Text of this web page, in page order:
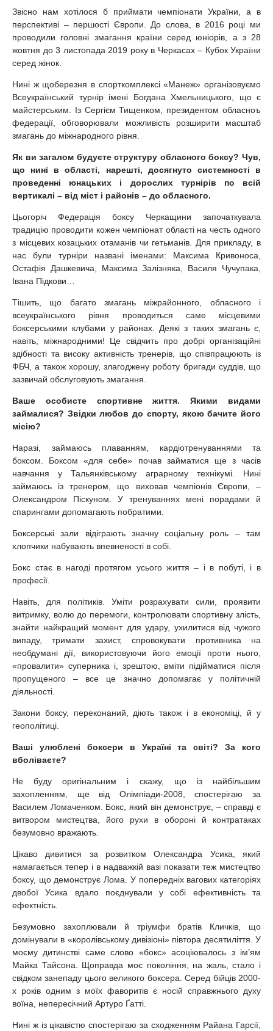
Звісно нам хотілося б приймати чемпіонати України, а в
перспективі – першості Європи. До слова, в 2016 році ми
проводили головні змагання країни серед юніорів, а з 28
жовтня до 3 листопада 2019 року в Черкасах – Кубок України
серед жінок.
Нині ж щоберезня в спорткомплексі «Манеж» організовуємо
Всеукраїнський турнір імені Богдана Хмельницького, що є
майстерським. Із Сергієм Тищенком, президентом обласноъ
федерації, обговорювали можливість розширити масштаб
змагань до міжнародного рівня.
Як ви загалом будуєте структуру обласного боксу? Чув,
що нині в області, нарешті, досягнуто системності в
проведенні юнацьких і дорослих турнірів по всій
вертикалі – від міст і районів – до обласного.
Цьогоріч Федерація боксу Черкащини започаткувала
традицію проводити кожен чемпіонат області на честь одного
з місцевих козацьких отаманів чи гетьманів. Для прикладу, в
нас були турніри названі іменами: Максима Кривоноса,
Остафія Дашкевича, Максима Залізняка, Василя Чучупака,
Івана Підкови…
Тішить, що багато змагань міжрайонного, обласного і
всеукраїнського рівня проводиться саме місцевими
боксерськими клубами у районах. Деякі з таких змагань є,
навіть, міжнародними! Це свідчить про добрі організаційні
здібності та високу активність тренерів, що співпрацюють із
ФБЧ, а також хорошу, злагоджену роботу бригади суддів, що
зазвичай обслуговують змагання.
Ваше особисте спортивне життя. Якими видами
займалися? Звідки любов до спорту, якою бачите його
місію?
Наразі, займаюсь плаванням, кардіотренуваннями та
боксом. Боксом «для себе» почав займатися ще з часів
навчання у Тальянківському аграрному технікумі. Нині
займаюсь із тренером, що виховав чемпіонів Європи, –
Олександром Піскуном. У тренуваннях мені порадами й
спарингами допомагають побратими.
Боксерські зали відіграють значну соціальну роль – там
хлопчики набувають впевненості в собі.
Бокс стає в нагоді протягом усього життя – і в побуті, і в
професії.
Навіть, для політиків. Уміти розрахувати сили, проявити
витримку, волю до перемоги, контролювати спортивну злість,
знайти найкращий момент для удару, ухилитися від чужого
випаду, тримати захист, спровокувати противника на
необдумані дії, використовуючи його емоції проти нього,
«провалити» суперника і, зрештою, вміти підійматися після
пропущеного – все це значно допомагає у політичній
діяльності.
Закони боксу, переконаний, діють також і в економіці, й у
геополітиці.
Ваші улюблені боксери в Україні та світі? За кого
вболіваєте?
Не буду оригінальним і скажу, що із найбільшим
захопленням, ще від Олімпіади-2008, спостерігаю за
Василем Ломаченком. Бокс, який він демонструє, – справді є
витвором мистецтва, його рухи в обороні й контратаках
безумовно вражають.
Цікаво дивитися за розвитком Олександра Усика, який
намагається тепер і в надважкій вазі показати теж мистецтво
боксу, що демонструє Лома. У попередніх вагових категоріях
двобої Усика вдало поєднували у собі ефективність та
ефектність.
Безумовно захоплювали й тріумфи братів Кличків, що
домінували в «королівському дивізіоні» півтора десятиліття. У
моєму дитинстві саме слово «бокс» асоціювалось з ім’ям
Майка Тайсона. Щоправда моє покоління, на жаль, стало і
свідком занепаду цього великого боксера. Серед бійців 2000-
х років одним з моїх фаворитів є носій справжнього духу
воїна, непересічний Артуро Ґатті.
Нині ж із цікавістю спостерігаю за сходженням Райана Гарсії,